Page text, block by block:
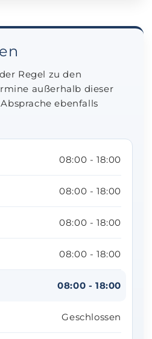
Regel zu den
außerhalb dieser
ebenfalls
08:00 - 18:00
08:00 - 18:00
08:00 - 18:00
08:00 - 18:00
08:00 - 18:00
Geschlossen